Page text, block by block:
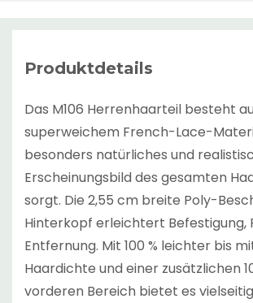
Produktdetails
Das M106 Herrenhaarteil besteht
superweichem French-Lace-
besonders natürliches und
Erscheinungsbild des gesamten
sorgt. Die 2,55 cm breite Poly-
Hinterkopf erleichtert Befestigung,
Entfernung. Mit 100 % leichter bis
Haardichte und einer zusätzlichen
vorderen Bereich bietet es